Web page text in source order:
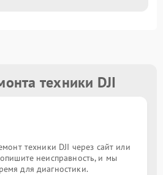
техники DJI
техники DJI через сайт или
неисправность, и мы
для диагностики.